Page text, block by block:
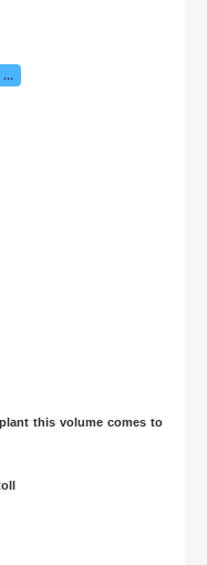
…
this volume comes to